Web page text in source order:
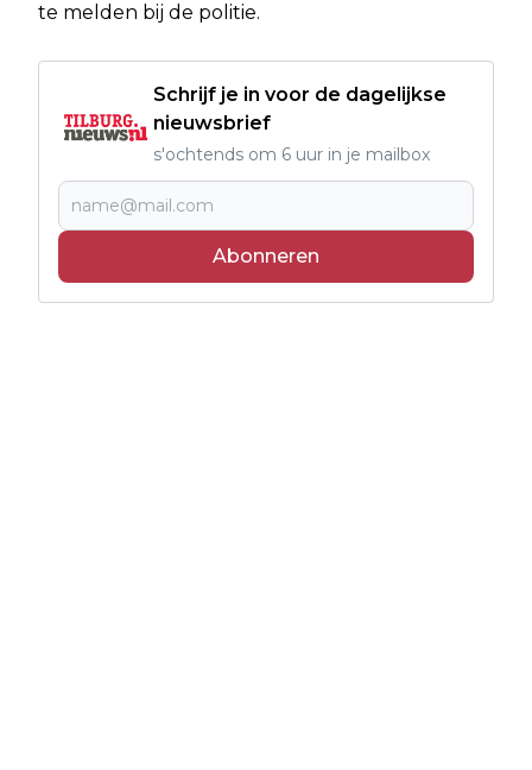
te melden bij de politie.
Schrijf je in voor de dagelijkse
nieuwsbrief
s'ochtends om 6 uur in je mailbox
Abonneren